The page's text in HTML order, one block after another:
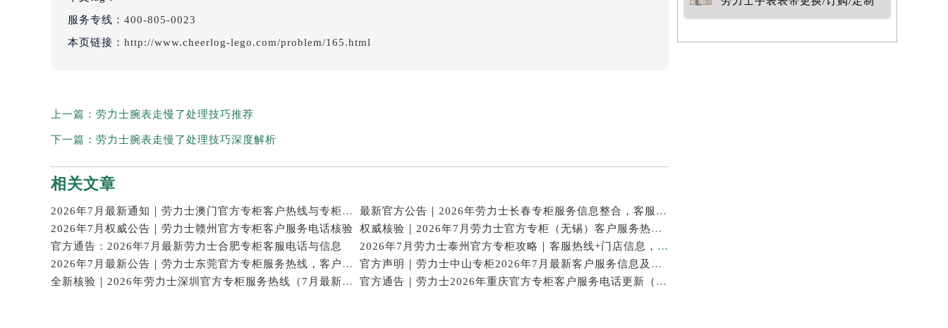
服务专线： 400-805-0023
本页链接： http://www.cheerlog-lego.com/problem/165.html
上一篇： 劳力士腕表走慢了处理技巧推荐
下一篇： 劳力士腕表走慢了处理技巧深度解析
相关文章
2026年7月最新通知｜劳力士澳门官方专柜客户热线与专柜信息全公开
最新官方公告｜2026年劳力士长春专柜服务信息整合，客服热线7月已更新
2026年7月权威公告｜劳力士赣州官方专柜客户服务电话核验
权威核验｜2026年7月劳力士官方专柜（无锡）客户服务热线及服务信息
官方通告：2026年7月最新劳力士合肥专柜客服电话与信息
2026年7月劳力士泰州官方专柜攻略｜客服热线+门店信息，建议收藏
2026年7月最新公告｜劳力士东莞官方专柜服务热线，客户核验全攻略
官方声明｜劳力士中山专柜2026年7月最新客户服务信息及热线公示
全新核验｜2026年劳力士深圳官方专柜服务热线（7月最新）门店速查
官方通告｜劳力士2026年重庆官方专柜客户服务电话更新（7月最新专柜名录）